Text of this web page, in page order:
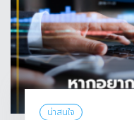
น่าสนใจ